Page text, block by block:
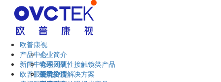
欧普康视
企业简介
管理团队
荣誉资质
产品中心
全系列硬性接触镜类产品
硬镜护理解决方案
新闻中心
公司公告
欧普眼视光